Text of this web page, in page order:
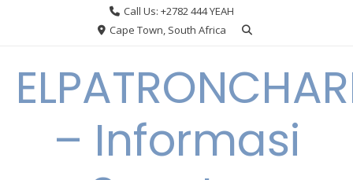
Call Us: +2782 444 YEAH
Cape Town, South Africa
– Informasi